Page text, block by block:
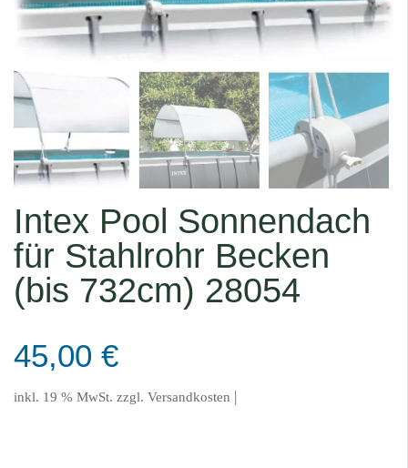
Intex Pool Sonnendach
für Stahlrohr Becken
(bis 732cm) 28054
45,00 €
inkl. 19 % MwSt. zzgl. Versandkosten |